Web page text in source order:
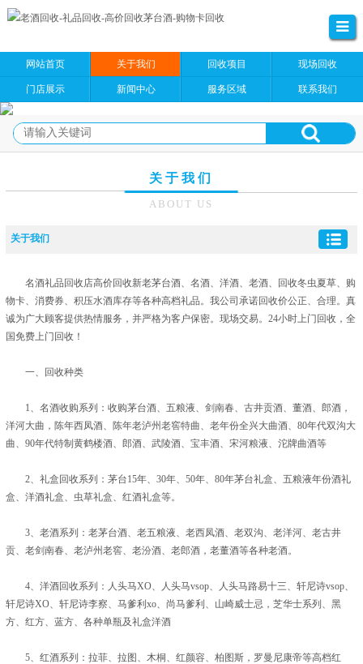
网站首页 关于我们 回收项目 现场回收
门店展示 新闻中心 服务区域 联系我们
关于我们
ABOUT US
关于我们
名酒礼品回收店高价回收新老茅台酒、名酒、洋酒、老酒、回收冬虫夏草、购
物卡、消费券、积压水酒库存等各种高档礼品。我公司承诺回收价公正、合理。真
诚为广大顾客提供热情服务，并严格为客户保密。现场交易。24小时上门回收，全
国免费上门回收！
一、回收种类
1、名酒收购系列：收购茅台酒、五粮液、剑南春、古井贡酒、董酒、郎酒，
洋河大曲，陈年西凤酒、陈年老泸州老窖特曲、老年份全兴大曲酒、80年代双沟大
曲、90年代特制黄鹤楼酒、郎酒、武陵酒、宝丰酒、宋河粮液、沱牌曲酒等
2、礼盒回收系列：茅台15年、30年、50年、80年茅台礼盒、五粮液年份酒礼
盒、洋酒礼盒、虫草礼盒、红酒礼盒等。
3、老酒系列：老茅台酒、老五粮液、老西凤酒、老双沟、老洋河、老古井
贡、老剑南春、老泸州老窖、老汾酒、老郎酒，老董酒等各种老酒。
4、洋酒回收系列：人头马XO、人头马vsop、人头马路易十三、轩尼诗vsop、
轩尼诗XO、轩尼诗李察、马爹利xo、尚马爹利、山崎威士忌，芝华士系列、黑
方、红方、蓝方、各种单瓶及礼盒洋酒
5、红酒系列：拉菲、拉图、木桐、红颜容、柏图斯，罗曼尼康帝等高档红